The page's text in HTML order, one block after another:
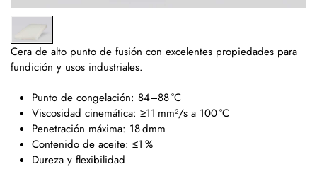
Cera de alto punto de fusión con excelentes propiedades para
fundición y usos industriales.
Punto de congelación: 84–88 °C
Viscosidad cinemática: ≥11 mm²/s a 100 °C
Penetración máxima: 18 dmm
Contenido de aceite: ≤1 %
Dureza y flexibilidad